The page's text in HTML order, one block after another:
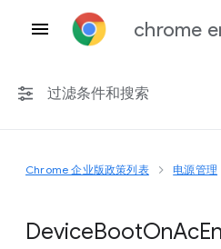
chrome
过滤条件和搜索
任何平台
Chrome 151
Chrome 企业版政策列表 电源管理
DeviceBootOnAc